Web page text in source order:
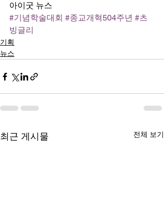
아이굿 뉴스
#기념학술대회 #종교개혁504주년 #츠
빙글리
기획
뉴스
최근 게시물 전체 보기